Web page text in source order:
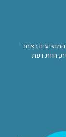
המופיעים באתר
חוות דעת